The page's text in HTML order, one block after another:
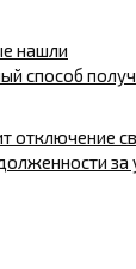
нашли
способ
отключение
за